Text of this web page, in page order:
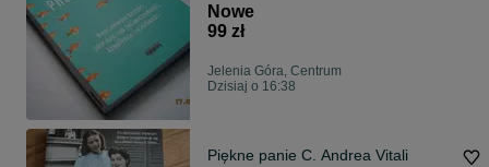
Nowe
99 zł
Jelenia Góra, Centrum
Dzisiaj o 16:38
Piękne panie C. Andrea Vitali